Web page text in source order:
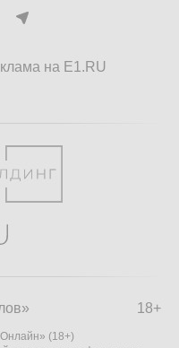
на E1.RU
18+
(18+)